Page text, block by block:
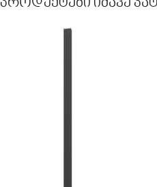
Პროდუქტები Იმავე